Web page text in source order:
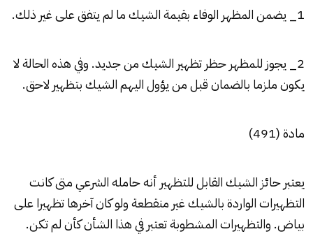
1_ يضمن المظهر الوفاء بقيمة الشيك ما لم يتفق على غير ذلك.
2_ يجوز للمظهر حظر تظهير الشيك من جديد. وفي هذه الحالة لا
يكون ملزما بالضمان قبل من يؤول اليهم الشيك بتظهير لاحق.
مادة (491)
يعتبر حائز الشيك القابل للتظهير أنه حامله الشرعي متى كانت
التظهيرات الواردة بالشيك غير منقطعة ولو كان آخرها تظهيرا على
بياض. والتظهيرات المشطوبة تعتبر في هذا الشأن كأن لم تكن.